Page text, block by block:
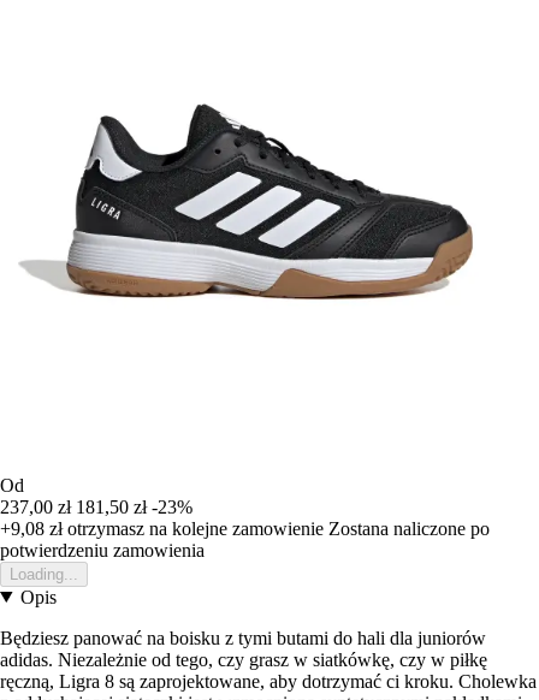
Od
237,00 zł 181,50 zł -23%
+9,08 złotrzymasz na kolejne zamowienie Zostana naliczone po
potwierdzeniu zamowienia
Loading...
Opis
Będziesz panować na boisku z tymi butami do hali dla juniorów
adidas. Niezależnie od tego, czy grasz w siatkówkę, czy w piłkę
ręczną, Ligra 8 są zaprojektowane, aby dotrzymać ci kroku. Cholewka